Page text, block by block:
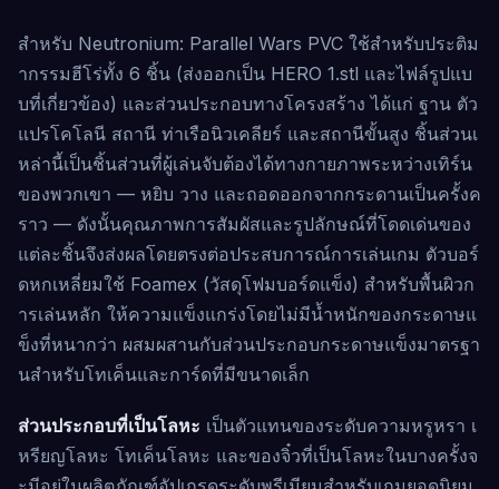
สำหรับ Neutronium: Parallel Wars PVC ใช้สำหรับประติม
ากรรมฮีโร่ทั้ง 6 ชิ้น (ส่งออกเป็น HERO 1.stl และไฟล์รูปแบ
บที่เกี่ยวข้อง) และส่วนประกอบทางโครงสร้าง ได้แก่ ฐาน ตัว
แปรโคโลนี สถานี ท่าเรือนิวเคลียร์ และสถานีขั้นสูง ชิ้นส่วนเ
หล่านี้เป็นชิ้นส่วนที่ผู้เล่นจับต้องได้ทางกายภาพระหว่างเทิร์น
ของพวกเขา — หยิบ วาง และถอดออกจากกระดานเป็นครั้งค
ราว — ดังนั้นคุณภาพการสัมผัสและรูปลักษณ์ที่โดดเด่นของ
แต่ละชิ้นจึงส่งผลโดยตรงต่อประสบการณ์การเล่นเกม ตัวบอร์
ดหกเหลี่ยมใช้ Foamex (วัสดุโฟมบอร์ดแข็ง) สำหรับพื้นผิวก
ารเล่นหลัก ให้ความแข็งแกร่งโดยไม่มีน้ำหนักของกระดาษแ
ข็งที่หนากว่า ผสมผสานกับส่วนประกอบกระดาษแข็งมาตรฐา
นสำหรับโทเค็นและการ์ดที่มีขนาดเล็ก
ส่วนประกอบที่เป็นโลหะ เป็นตัวแทนของระดับความหรูหรา เ
หรียญโลหะ โทเค็นโลหะ และของจิ๋วที่เป็นโลหะในบางครั้งจ